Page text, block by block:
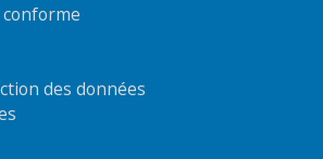
des données